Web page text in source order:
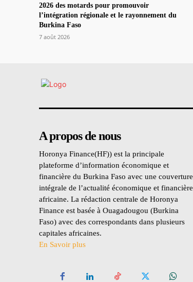
2026 des motards pour promouvoir
l’intégration régionale et le rayonnement du
Burkina Faso
7 août 2026
A propos de nous
Horonya Finance(HF)) est la principale
plateforme d’information économique et
financière du Burkina Faso avec une couverture
intégrale de l’actualité économique et financière
africaine. La rédaction centrale de Horonya
Finance est basée à Ouagadougou (Burkina
Faso) avec des correspondants dans plusieurs
capitales africaines.
En Savoir plus